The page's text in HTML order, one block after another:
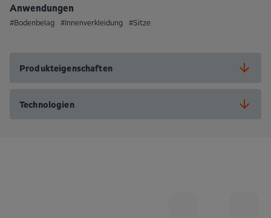
Anwendungen
#Bodenbelag #Innenverkleidung #Sitze
Produkteigenschaften
Technologien